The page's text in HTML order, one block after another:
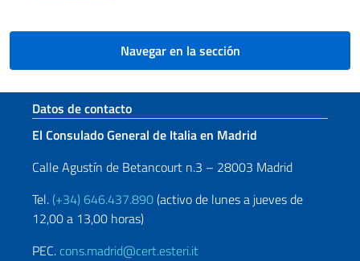
Navegar en la sección
Sezione footer
Datos de contacto
El Consulado General de Italia en Madrid
Calle Agustín de Betancourt n.3 – 28003 Madrid
Tel. (+34) 646.437.890(activo de lunes a jueves de
12,00 a 13,00 horas)
PEC. cons.madrid@cert.esteri.it